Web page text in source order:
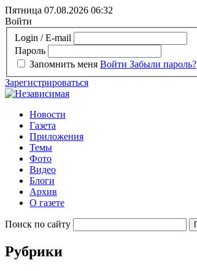
Пятница 07.08.2026 06:32
Войти
Login / E-mail
Пароль
Запомнить меня Войти Забыли пароль?
Зарегистрироваться
Новости
Газета
Приложения
Темы
Фото
Видео
Блоги
Архив
О газете
Поиск по сайту
Рубрики